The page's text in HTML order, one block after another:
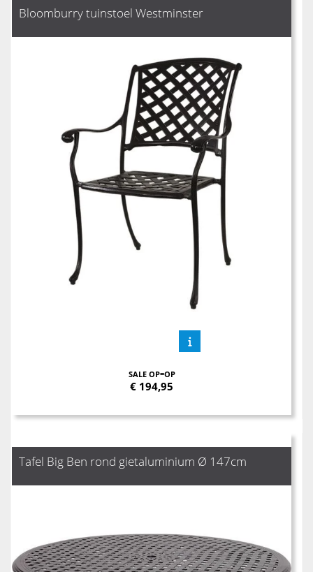
Bloomburry tuinstoel Westminster
SALE OP=OP
€ 194,95
Tafel Big Ben rond gietaluminium Ø 147cm